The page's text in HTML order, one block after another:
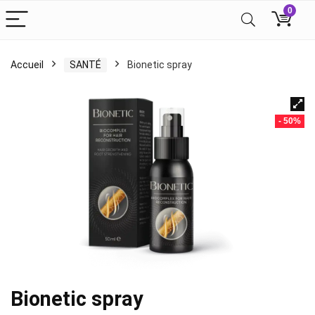
0
Accueil SANTÉ Bionetic spray
- 50%
Bionetic spray